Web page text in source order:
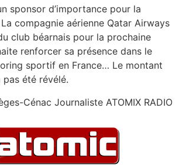
sponsor d’importance pour la
compagnie aérienne Qatar Airways
club béarnais pour la prochaine
renforcer sa présence dans le
sportif en France… Le montant
pas été révélé.
Cénac Journaliste ATOMIX RADIO